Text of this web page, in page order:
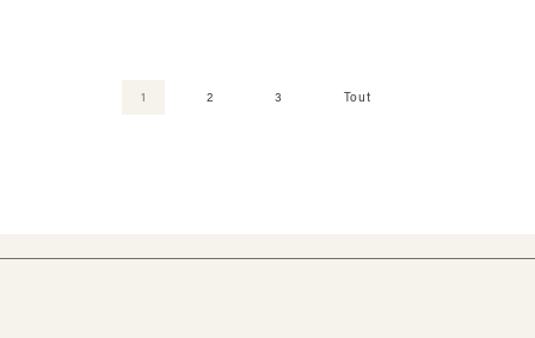
1 2 3 Tout